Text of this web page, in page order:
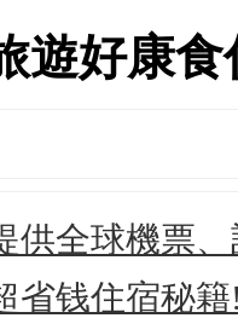
遊好康
供全球機票
省钱住宿秘